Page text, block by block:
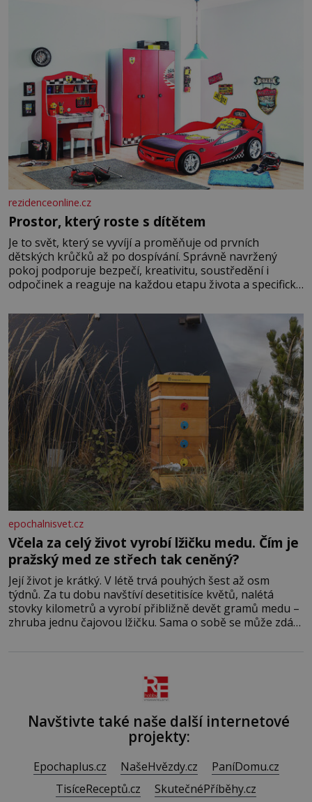
rezidenceonline.cz
Prostor, který roste s dítětem
Je to svět, který se vyvíjí a proměňuje od prvních
dětských krůčků až po dospívání. Správně navržený
pokoj podporuje bezpečí, kreativitu, soustředění i
odpočinek a reaguje na každou etapu života a specifické
měkkost a bezpečí, proto by pokoj miminka měl působit
především klidně a útulně. Předškolní věk je
epochalnisvet.cz
Včela za celý život vyrobí lžičku medu. Čím je
pražský med ze střech tak ceněný?
Její život je krátký. V létě trvá pouhých šest až osm
týdnů. Za tu dobu navštíví desetitisíce květů, nalétá
stovky kilometrů a vyrobí přibližně devět gramů medu –
zhruba jednu čajovou lžičku. Sama o sobě se může zdát
Navštivte také naše další internetové
projekty:
Epochaplus.cz NašeHvězdy.cz
PaníDomu.cz
TisíceReceptů.cz
SkutečnéPříběhy.cz